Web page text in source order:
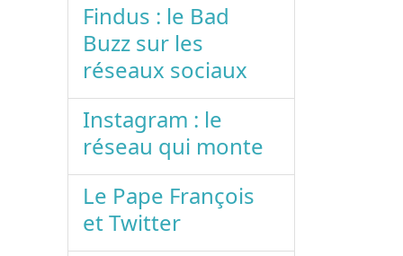
Findus : le Bad
Buzz sur les
réseaux sociaux
Instagram : le
réseau qui monte
Le Pape François
et Twitter